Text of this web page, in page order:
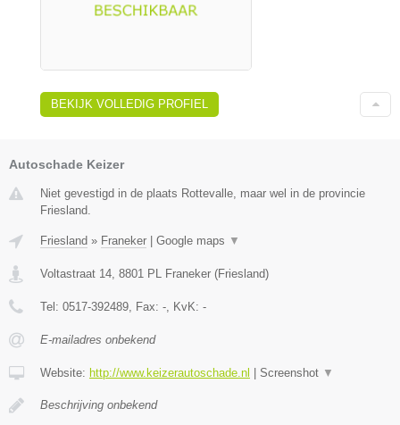
BEKIJK VOLLEDIG PROFIEL
Autoschade Keizer
Niet gevestigd in de plaats Rottevalle, maar wel in de provincie
Friesland.
Friesland » Franeker Google maps ▼
Voltastraat 14, 8801 PL Franeker (Friesland)
Tel: 0517-392489, Fax: -, KvK: -
E-mailadres onbekend
Website: http://www.keizerautoschade.nl Screenshot ▼
Beschrijving onbekend